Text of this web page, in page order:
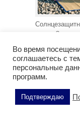
зрения?
Во время
соглашаетесь с
персональные
программ.
Подтверждаю